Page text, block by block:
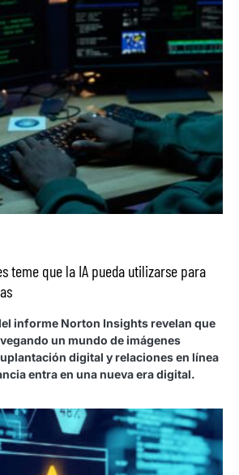
teme que la IA pueda utilizarse para
informe Norton Insights revelan que
un mundo de imágenes
digital y relaciones en línea
entra en una nueva era digital.